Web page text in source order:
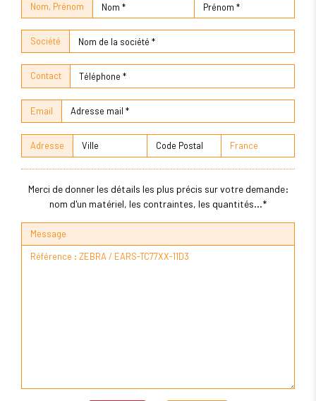
Nom, Prénom
Société
Contact
Email
Adresse
Merci de donner les détails les plus précis sur votre demande:
nom d'un matériel, les contraintes, les quantités...*
Message